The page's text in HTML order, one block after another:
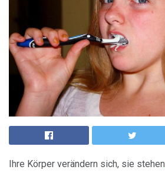
Ihre Körper verändern sich, sie stehen